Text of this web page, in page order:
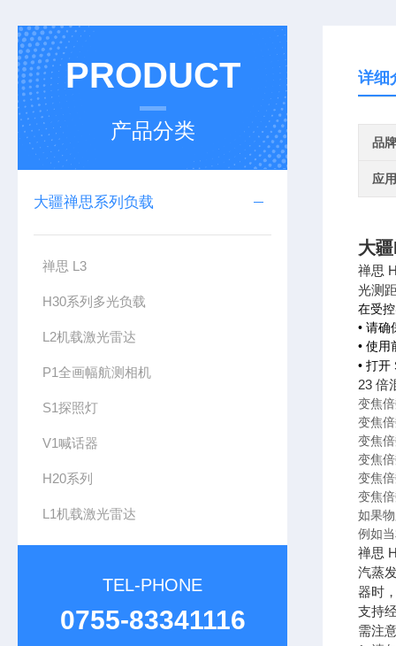
PRODUCT
产品分类
大疆禅思系列负载
禅思 L3
H30系列多光负载
L2机载激光雷达
P1全画幅航测相机
S1探照灯
V1喊话器
H20系列
L1机载激光雷达
TEL-PHONE
0755-83341116
详细
品牌
应
大
禅思
光测
在受
• 请确
• 使用
• 打开
23 倍
变焦
变焦
变焦
变焦
变焦
变焦
如果
例如
禅思
汽蒸
器时
支持
需注